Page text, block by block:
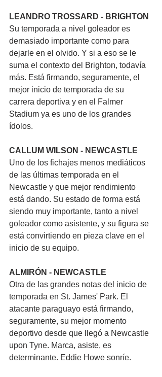
LEANDRO TROSSARD - BRIGHTON
Su temporada a nivel goleador es
demasiado importante como para
dejarle en el olvido. Y si a eso se le
suma el contexto del Brighton, todavía
más. Está firmando, seguramente, el
mejor inicio de temporada de su
carrera deportiva y en el Falmer
Stadium ya es uno de los grandes
ídolos.
CALLUM WILSON - NEWCASTLE
Uno de los fichajes menos mediáticos
de las últimas temporada en el
Newcastle y que mejor rendimiento
está dando. Su estado de forma está
siendo muy importante, tanto a nivel
goleador como asistente, y su figura se
está convirtiendo en pieza clave en el
inicio de su equipo.
ALMIRÓN - NEWCASTLE
Otra de las grandes notas del inicio de
temporada en St. James' Park. El
atacante paraguayo está firmando,
seguramente, su mejor momento
deportivo desde que llegó a Newcastle
upon Tyne. Marca, asiste, es
determinante. Eddie Howe sonríe.